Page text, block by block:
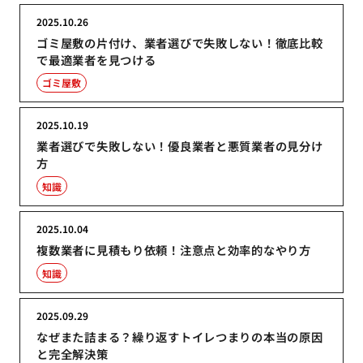
ゴミ屋敷の片付け、業者選びで失敗しない！徹底比較
で最適業者を見つける
2025.10.26
ゴミ屋敷
業者選びで失敗しない！優良業者と悪質業者の見分け
方
2025.10.19
知識
複数業者に見積もり依頼！注意点と効率的なやり方
2025.10.04
知識
なぜまた詰まる？繰り返すトイレつまりの本当の原因
と完全解決策
2025.09.29